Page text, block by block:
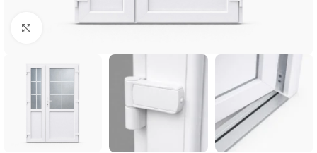
Klikni da uvećaš